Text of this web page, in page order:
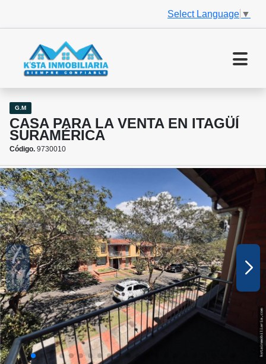
Select Language ▼
G.M
CASA PARA LA VENTA EN ITAGÜÍ
SURAMÉRICA
Código. 9730010